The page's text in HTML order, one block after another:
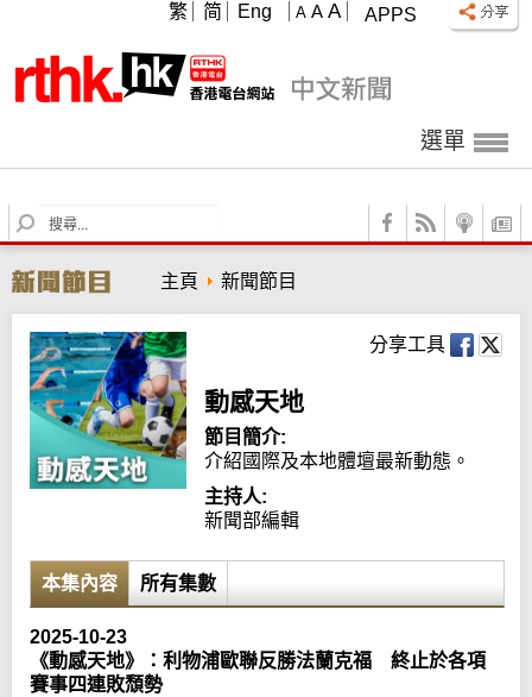
APPS
A A A
繁 简 Eng
選單
S
e
r
c
h
主頁 新聞節目
分享工具
動感天地
節目簡介:
介紹國際及本地體壇最新動態。
主持人:
新聞部編輯
本集內容 所有集數
2025-10-23
《動感天地》：利物浦歐聯反勝法蘭克福 終止於各項
賽事四連敗頹勢